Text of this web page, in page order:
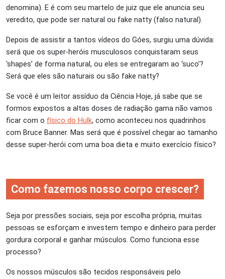
denomina). E é com seu martelo de juiz que ele anuncia seu
veredito, que pode ser natural ou fake natty (falso natural).
Depois de assistir a tantos vídeos do Góes, surgiu uma dúvida:
será que os super-heróis musculosos conquistaram seus
‘shapes’ de forma natural, ou eles se entregaram ao ‘suco’?
Será que eles são naturais ou são fake natty?
Se você é um leitor assíduo da Ciência Hoje, já sabe que se
formos expostos a altas doses de radiação gama não vamos
ficar com o físico do Hulk, como aconteceu nos quadrinhos
com Bruce Banner. Mas será que é possível chegar ao tamanho
desse super-herói com uma boa dieta e muito exercício físico?
Como fazemos nosso corpo crescer?
Seja por pressões sociais, seja por escolha própria, muitas
pessoas se esforçam e investem tempo e dinheiro para perder
gordura corporal e ganhar músculos. Como funciona esse
processo?
Os nossos músculos são tecidos responsáveis pelo